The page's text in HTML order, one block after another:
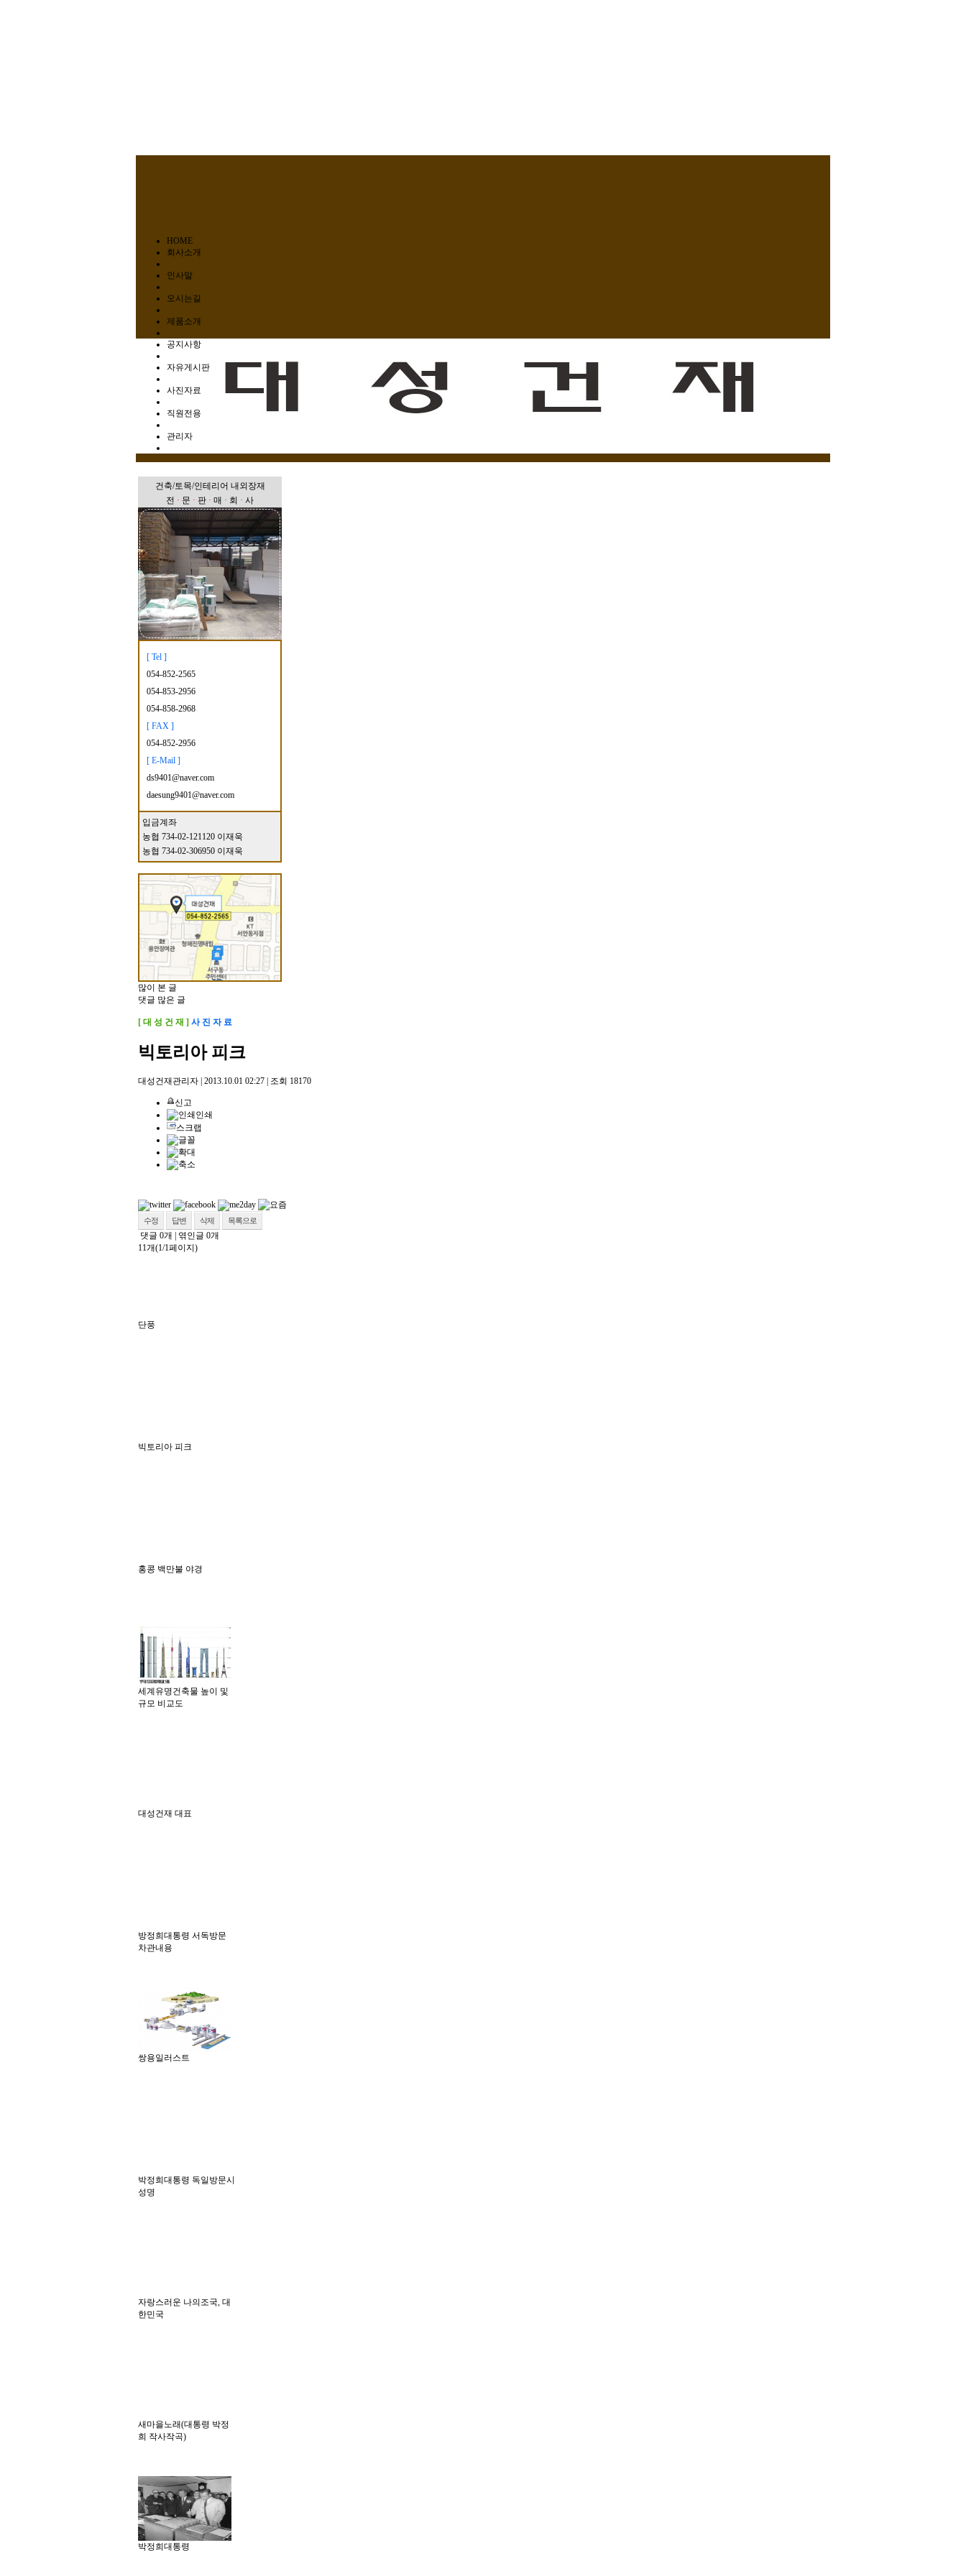
HOME
회사소개
인사말
오시는길
제품소개
공지사항
자유게시판
사진자료
직원전용
관리자
건축/토목/인테리어 내외장재
전 · 문 · 판 · 매 · 회 · 사
[ Tel ]
054-852-2565
054-853-2956
054-858-2968
[ FAX ]
054-852-2956
[ E-Mail ]
ds9401@naver.com
daesung9401@naver.com
입금계좌
농협 734-02-121120 이재욱
농협 734-02-306950 이재욱
많이 본 글
댓글 많은 글
[ 대 성 건 재 ] 사 진 자 료
빅토리아 피크
대성건재관리자 | 2013.10.01 02:27 | 조회 18170
신고
인쇄
스크랩
수정 답변 삭제 목록으로
댓글 0개 | 엮인글 0개
11개(1/1페이지)
단풍
빅토리아 피크
홍콩 백만불 야경
세계유명건축물 높이 및
규모 비교도
대성건재 대표
방정희대통령 서독방문
차관내용
쌍용일러스트
박정희대통령 독일방문시
성명
자랑스러운 나의조국, 대
한민국
새마을노래(대통령 박정
희 작사작곡)
박정희대통령